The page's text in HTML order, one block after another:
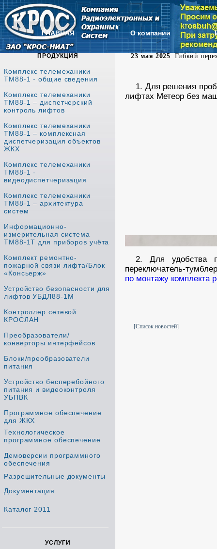
ГЛАВНАЯ
ПРОДУКЦИЯ
Комплекс телемеханики
ТМ88-1 - общие сведения
Комплекс телемеханики
ТМ88-1 – диспетчерский
контроль лифтов
Комплекс телемеханики
ТМ88-1 – комплексная
диспетчеризация объектов
ЖКХ
Комплекс телемеханики
ТМ88-1 -
видеодиспетчеризация
Комплекс телемеханики
ТМ88-1 – архитектура
систем
Информационно-
измерительная система
ТМ88-1Т для приборов учёта
Комплект ремонтно-
пожарной связи лифта/Блок
«Консьерж»
Устройство безопасности для
лифтов УБДЛ88-1М
Контроллер сетевой
КРОСЛАН
Преобразователи/
конверторы интерфейсов
Блоки/преобразователи
питания
Устройство бесперебойного
питания и видеоконтроля
УБПВК
Программное обеспечение
для ЖКХ
Технологическое
программное обеспечение
Демоверсии программного
обеспечения
Разрешительные документы
Документация
Каталог 2011
УСЛУГИ
О компании
23 мая 2025 Гибкий
1. Для решения
лифтах Метеор без
2. Для удобства
переключатель-
по монтажу комплекта
[Список новостей]